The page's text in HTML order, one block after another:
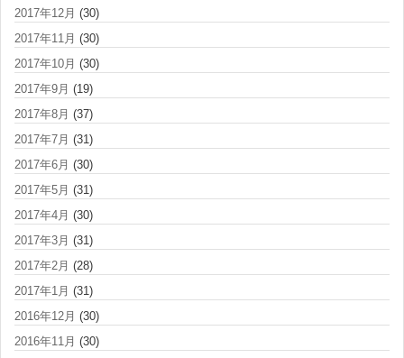
2017年12月 (30)
2017年11月 (30)
2017年10月 (30)
2017年9月 (19)
2017年8月 (37)
2017年7月 (31)
2017年6月 (30)
2017年5月 (31)
2017年4月 (30)
2017年3月 (31)
2017年2月 (28)
2017年1月 (31)
2016年12月 (30)
2016年11月 (30)